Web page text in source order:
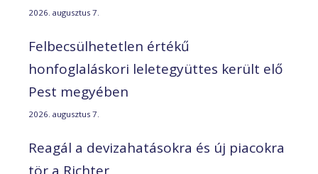
2026. augusztus 7.
Felbecsülhetetlen értékű
honfoglaláskori leletegyüttes került elő
Pest megyében
2026. augusztus 7.
Reagál a devizahatásokra és új piacokra